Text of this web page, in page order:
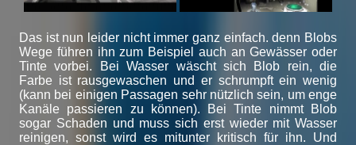
Das ist nun leider nicht immer ganz einfach. denn Blobs
Wege führen ihn zum Beispiel auch an Gewässer oder
Tinte vorbei. Bei Wasser wäscht sich Blob rein, die
Farbe ist rausgewaschen und er schrumpft ein wenig
(kann bei einigen Passagen sehr nützlich sein, um enge
Kanäle passieren zu können). Bei Tinte nimmt Blob
sogar Schaden und muss sich erst wieder mit Wasser
reinigen, sonst wird es mitunter kritisch für ihn. Und